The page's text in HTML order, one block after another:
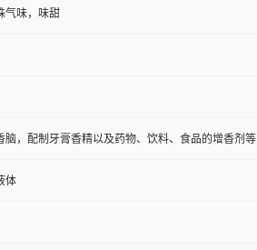
气味，味甜
脑，配制牙膏香精以及药物、饮料、食品的增香剂等
体